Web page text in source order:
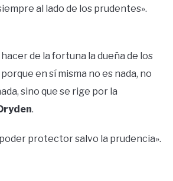
al lado de los prudentes».
hacer de la fortuna la dueña de los
en sí misma no es nada, no
sino que se rige por la
.
protector salvo la prudencia».